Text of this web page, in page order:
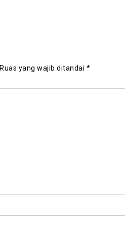
Ruas yang wajib ditandai *